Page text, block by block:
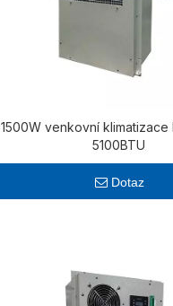
1500W venkovní klimatizace
5100BTU
Dotaz